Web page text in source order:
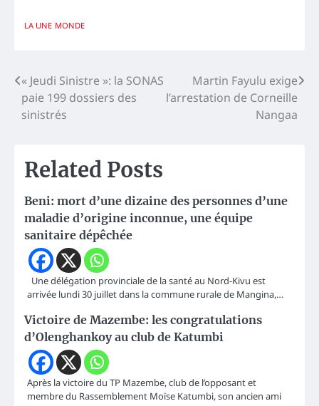
LA UNE MONDE
Navigation
de
« Jeudi Sinistre »: la SONAS
paie 199 dossiers des
sinistrés
Martin Fayulu exige
l’arrestation de Corneille
Nangaa
Related Posts
Beni: mort d’une dizaine des personnes d’une
maladie d’origine inconnue, une équipe
sanitaire dépêchée
Une délégation provinciale de la santé au Nord-Kivu est
arrivée lundi 30 juillet dans la commune rurale de Mangina,…
Victoire de Mazembe: les congratulations
d’Olenghankoy au club de Katumbi
Après la victoire du TP Mazembe, club de l’opposant et
membre du Rassemblement Moïse Katumbi, son ancien ami